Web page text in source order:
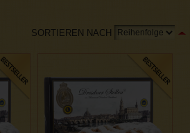
SORTIEREN NACH